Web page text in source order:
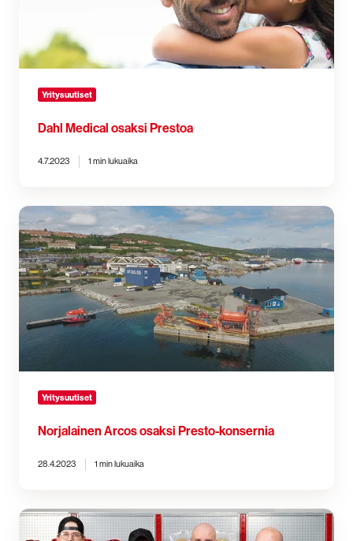
Yritysuutiset
Dahl Medical osaksi Prestoa
4.7.2023 1 min lukuaika
Norjalainen
Arcos
osaksi
Presto-
konsernia
Yritysuutiset
Norjalainen Arcos osaksi Presto-konsernia
28.4.2023 1 min lukuaika
Presto-
konserni